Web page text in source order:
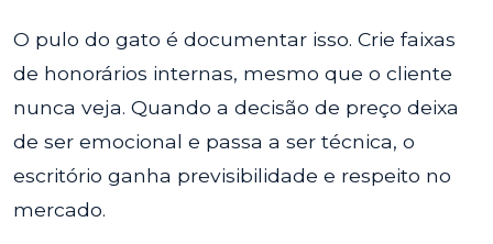
O pulo do gato é documentar isso. Crie faixas
de honorários internas, mesmo que o cliente
nunca veja. Quando a decisão de preço deixa
de ser emocional e passa a ser técnica, o
escritório ganha previsibilidade e respeito no
mercado.